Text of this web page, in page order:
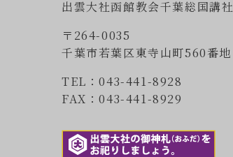
出雲大社函館教会千葉総国講社
〒264-0035
千葉市若葉区東寺山町560番地
TEL：043-441-8928
FAX：043-441-8929